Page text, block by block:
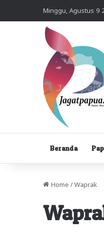
Minggu, Agustus 9
Beranda
Home / Waprak